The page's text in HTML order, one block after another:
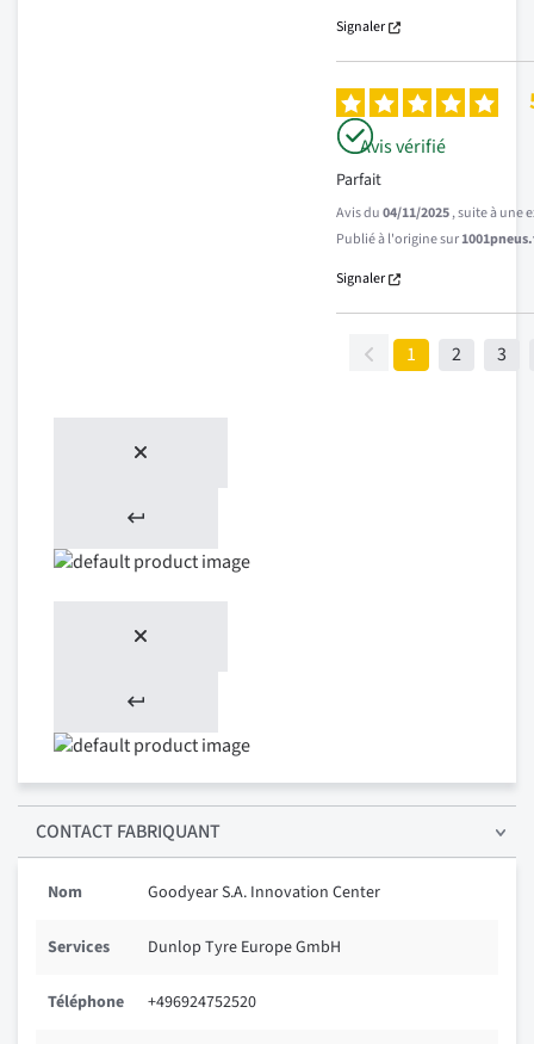
Signaler
Avis vérifié
Parfait
Avis du04/11/2025, suite à une
Publié à l'origine sur
Signaler
1 2 3
CONTACT FABRIQUANT
Nom Goodyear S.A. Innovation Center
Services Dunlop Tyre Europe GmbH
Téléphone +496924752520